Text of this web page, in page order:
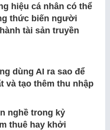
hiệu cá nhân có thể
thức biến người
tài sản truyền
dùng AI ra sao để
và tạo thêm thu nhập
nghề trong kỷ
thuê hay khởi